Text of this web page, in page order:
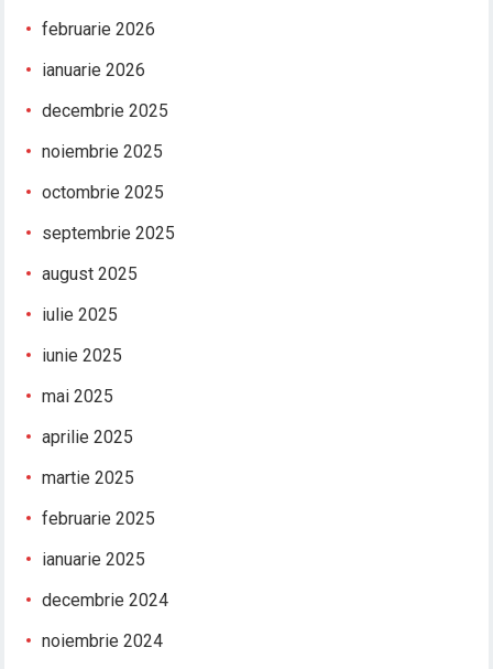
februarie 2026
ianuarie 2026
decembrie 2025
noiembrie 2025
octombrie 2025
septembrie 2025
august 2025
iulie 2025
iunie 2025
mai 2025
aprilie 2025
martie 2025
februarie 2025
ianuarie 2025
decembrie 2024
noiembrie 2024